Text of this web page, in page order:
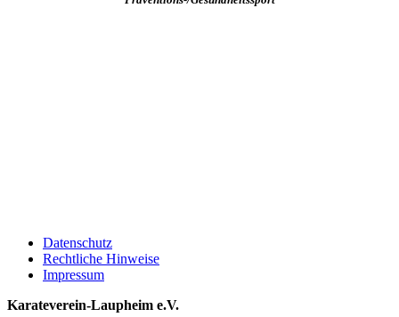
Datenschutz
Rechtliche Hinweise
Impressum
Karateverein-Laupheim e.V.